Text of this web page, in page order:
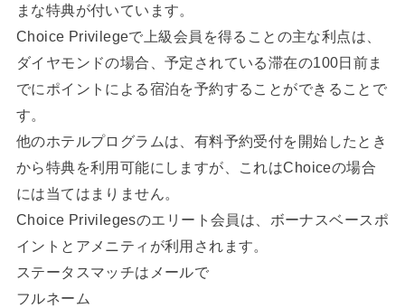
まな特典が付いています。
Choice Privilegeで上級会員を得ることの主な利点は、
ダイヤモンドの場合、予定されている滞在の100日前ま
でにポイントによる宿泊を予約することができることで
す。
他のホテルプログラムは、有料予約受付を開始したとき
から特典を利用可能にしますが、これはChoiceの場合
には当てはまりません。
Choice Privilegesのエリート会員は、ボーナスベースポ
イントとアメニティが利用されます。
ステータスマッチはメールで
フルネーム